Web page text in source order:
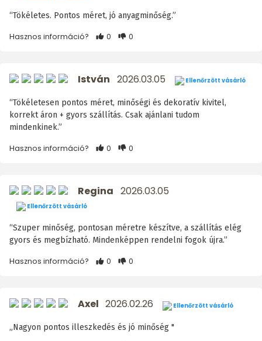
“Tökéletes. Pontos méret, jó anyagminőség.”
Hasznos információ? 0 0
István 2026.03.05 Ellenőrzött vásárló
“Tökéletesen pontos méret, minőségi és dekoratív kivitel,
korrekt áron + gyors szállítás. Csak ajánlani tudom
mindenkinek.”
Hasznos információ? 0 0
Regina 2026.03.05
Ellenőrzött vásárló
“Szuper minőség, pontosan méretre készítve, a szállítás elég
gyors és megbízható. Mindenképpen rendelni fogok újra.”
Hasznos információ? 0 0
Axel 2026.02.26 Ellenőrzött vásárló
„Nagyon pontos illeszkedés és jó minőség "